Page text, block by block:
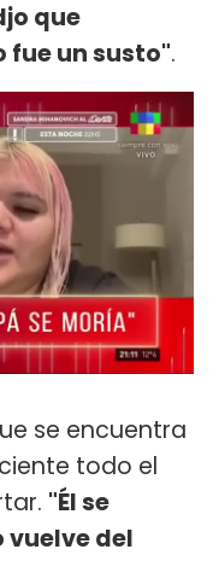
que
fue un susto".
se encuentra
todo el
"Él se
del